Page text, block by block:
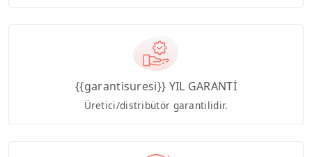
{{garantisuresi}} YIL GARANTİ
Üretici/distribütör garantilidir.